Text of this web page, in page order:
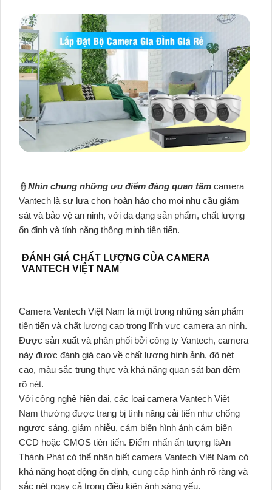
👮Nhìn chung những ưu điểm đáng quan tâm camera
Vantech là sự lựa chọn hoàn hảo cho mọi nhu cầu giám
sát và bảo vệ an ninh, với đa dạng sản phẩm, chất lượng
ổn định và tính năng thông minh tiên tiến.
ĐÁNH GIÁ CHẤT LƯỢNG CỦA CAMERA
VANTECH VIỆT NAM
Camera Vantech Việt Nam là một trong những sản phẩm
tiên tiến và chất lượng cao trong lĩnh vực camera an ninh.
Được sản xuất và phân phối bởi công ty Vantech, camera
này được đánh giá cao về chất lượng hình ảnh, độ nét
cao, màu sắc trung thực và khả năng quan sát ban đêm
rõ nét.
Với công nghệ hiện đại, các loại camera Vantech Việt
Nam thường được trang bị tính năng cải tiến như chống
ngược sáng, giảm nhiễu, cảm biến hình ảnh cảm biến
CCD hoặc CMOS tiên tiến. Điểm nhấn ấn tượng làAn
Thành Phát có thể nhận biết camera Vantech Việt Nam có
khả năng hoạt động ổn định, cung cấp hình ảnh rõ ràng và
sắc nét ngay cả trong điều kiện ánh sáng yếu.